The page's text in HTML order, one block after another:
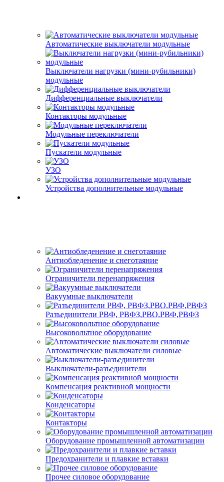
Автоматические выключатели модульные
Выключатели нагрузки (мини-рубильники)
модульные
Дифференциальные выключатели
Контакторы модульные
Модульные переключатели
Пускатели модульные
УЗО
Устройства дополнительные модульные
Антиобледенение и снеготаяние
Ограничители перенапряжения
Вакуумные выключатели
Разъединители РВФ, РВФЗ,РВО,РВФ,РВФЗ
Высоковольтное оборудование
Автоматические выключатели cиловые
Выключатели-разъединители
Компенсация реактивной мощности
Конденсаторы
Контакторы
Оборудование промышленной автоматизации
Предохранители и плавкие вставки
Прочее силовое оборудование